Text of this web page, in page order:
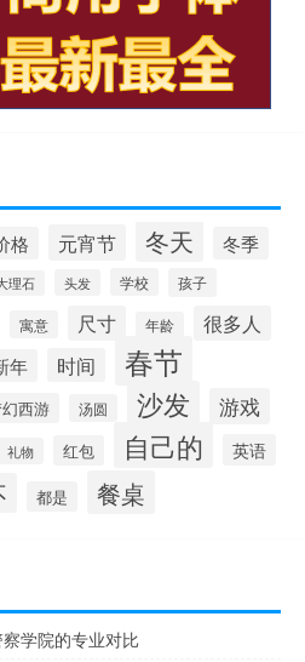
格 元宵节 冬天 冬季
理石 头发 学校 孩子
寓意 尺寸 年龄 很多人
年 时间 春节
西游 汤圆 沙发 游戏
礼物 红包 自己的 英语
都是 餐桌
学院的专业对比